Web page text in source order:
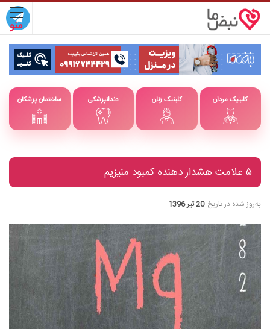
ساختمان پزشکان دندانپزشکی کلینیک زنان کلینیک مردان
۵ علامت هشدار دهنده کمبود منیزیم
به‌روز شده در تاریخ 20 تیر 1396